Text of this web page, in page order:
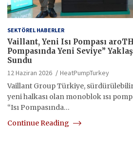
SEKTÖREL HABERLER
Vaillant, Yeni Isı Pompası
Pompasında Yeni Seviye”
Sundu
12 Haziran 2026
HeatPumpTurkey
Vaillant Group Türkiye,
yeni halkası olan monoblok ısı
“Isı Pompasında…
Continue Reading